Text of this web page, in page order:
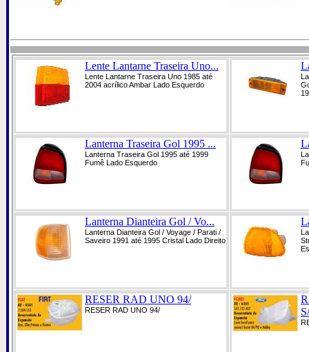
Lente Lantarne Traseira Uno...
Lente Lantarne Traseira Uno 1985 até
2004 acrílico Ambar Lado Esquerdo
Lanterna Traseira Gol 1995 ...
Lanterna Traseira Gol 1995 até 1999
Fumê Lado Esquerdo
Lanterna Dianteira Gol / Vo...
Lanterna Dianteira Gol / Voyage / Parati /
Saveiro 1991 até 1995 Cristal Lado Direito
RESER RAD UNO 94/
RESER RAD UNO 94/